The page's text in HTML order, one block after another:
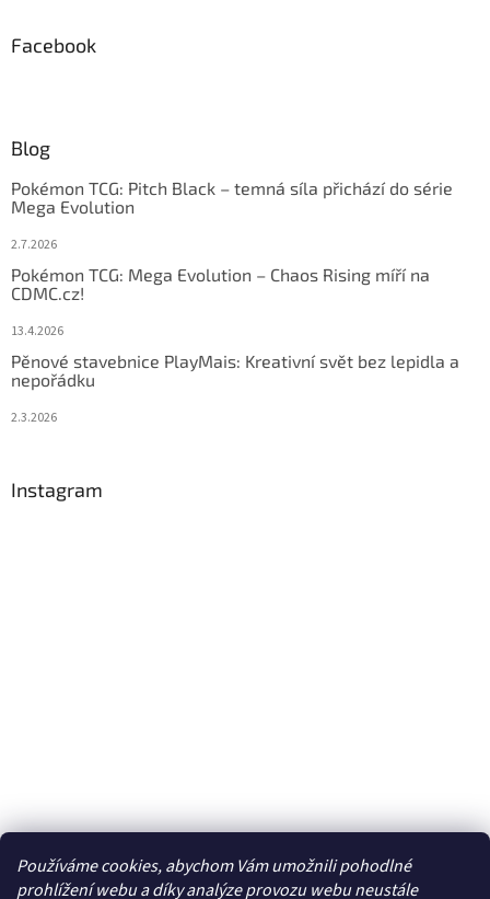
Používáme cookies, abychom Vám umožnili pohodlné
prohlížení webu a díky analýze provozu webu neustále
Facebook
Blog
Pokémon TCG: Pitch Black – temná síla přichází do série
Mega Evolution
2.7.2026
Pokémon TCG: Mega Evolution – Chaos Rising míří na
CDMC.cz!
13.4.2026
Pěnové stavebnice PlayMais: Kreativní svět bez lepidla a
nepořádku
2.3.2026
Instagram
Sledovat na Instagramu